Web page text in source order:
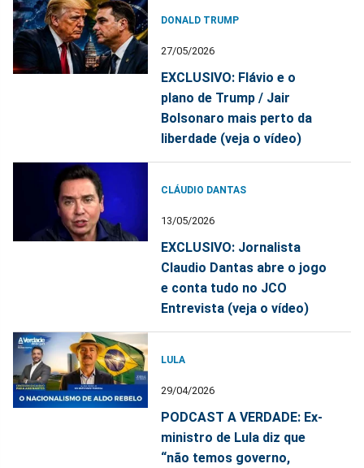
DONALD TRUMP
27/05/2026
EXCLUSIVO: Flávio e o
plano de Trump / Jair
Bolsonaro mais perto da
liberdade (veja o vídeo)
CLÁUDIO DANTAS
13/05/2026
EXCLUSIVO: Jornalista
Claudio Dantas abre o jogo
e conta tudo no JCO
Entrevista (veja o vídeo)
LULA
29/04/2026
PODCAST A VERDADE: Ex-
ministro de Lula diz que
“não temos governo,